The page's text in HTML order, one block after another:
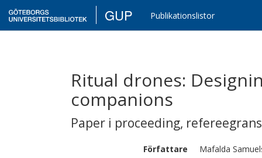
GUP Publikationslistor
Ritual drones:
companions
Paper i proceeding,
Författare Mafalda